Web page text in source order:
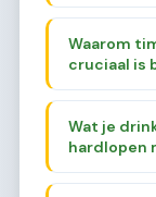
Waarom
cruciaal is
Wat je
hardlopen